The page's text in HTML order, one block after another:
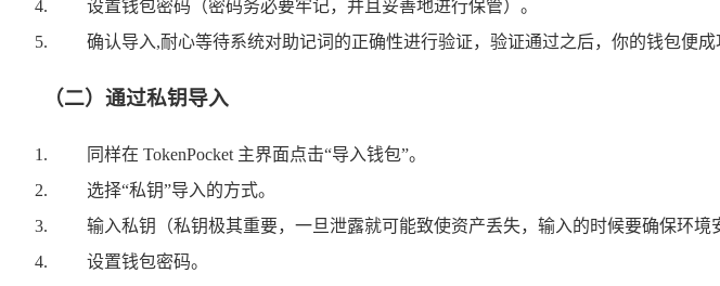
设置钱包密码（密码务必要牢记，并且妥善地进行保管）。
确认导入,耐心等待系统对助记词的正确性进行验证，验证通过之后，你的钱包便成
（二）通过私钥导入
同样在 TokenPocket 主界面点击“导入钱包”。
选择“私钥”导入的方式。
输入私钥（私钥极其重要，一旦泄露就可能致使资产丢失，输入的时候要确保环境
设置钱包密码。